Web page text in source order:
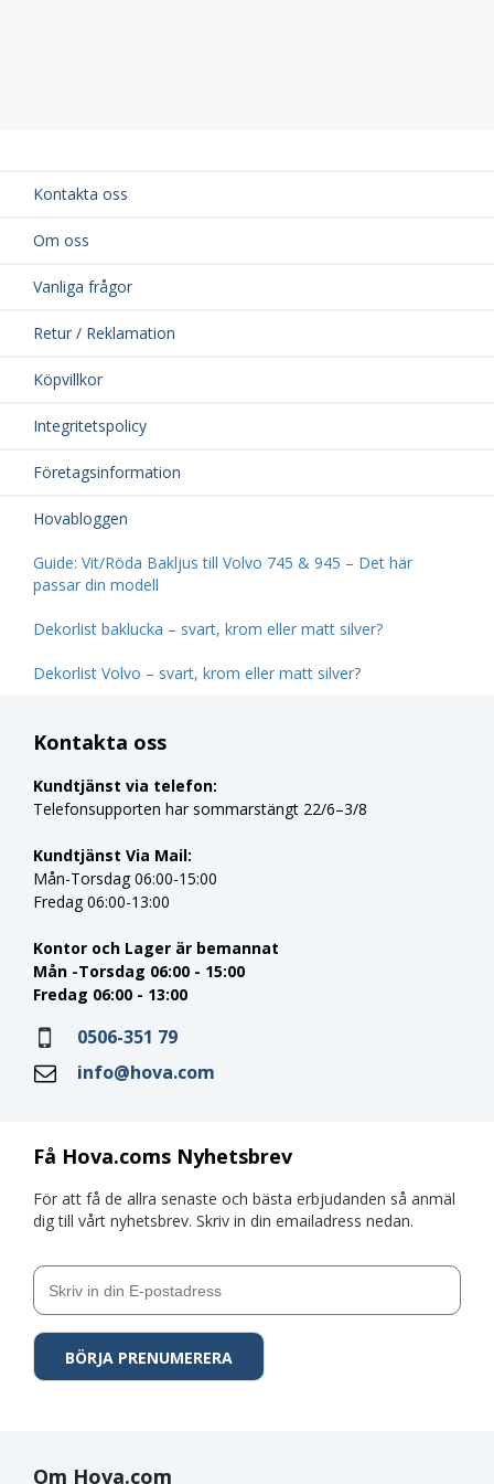
Kontakta oss
Om oss
Vanliga frågor
Retur / Reklamation
Köpvillkor
Integritetspolicy
Företagsinformation
Hovabloggen
Guide: Vit/Röda Bakljus till Volvo 745 & 945 – Det här
passar din modell
Dekorlist baklucka – svart, krom eller matt silver?
Dekorlist Volvo – svart, krom eller matt silver?
Få Hova.coms Nyhetsbrev
För att få de allra senaste och bästa erbjudanden så anmäl
dig till vårt nyhetsbrev. Skriv in din emailadress nedan.
Kontakta oss
Kundtjänst via telefon:
Telefonsupporten har sommarstängt 22/6–3/8
Kundtjänst Via Mail:
Mån-Torsdag 06:00-15:00
Fredag 06:00-13:00
Kontor och Lager är bemannat
Mån -Torsdag 06:00 - 15:00
Fredag 06:00 - 13:00
0506-351 79
info@hova.com
Om Hova.com